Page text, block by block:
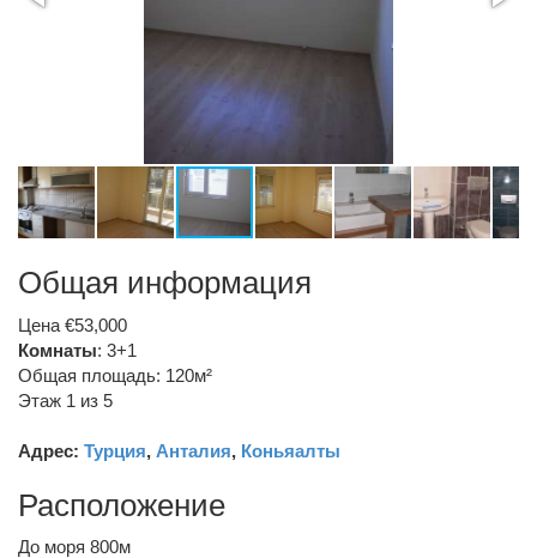
Общая информация
Цена €53,000
Комнаты: 3+1
Общая площадь: 120м²
Этаж 1 из 5
Адрес: Турция, Анталия, Коньяалты
Расположение
До моря 800м